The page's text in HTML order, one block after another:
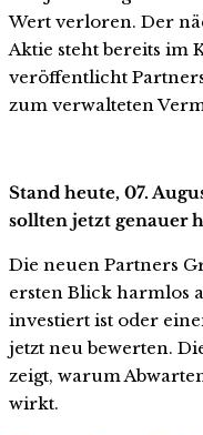
Wert verloren. Der
Aktie steht bereits im
veröffentlicht
zum verwalteten
Stand heute, 07.
sollten jetzt genauer
Die neuen Partners
ersten Blick harmlos
investiert ist oder
jetzt neu bewerten.
zeigt, warum
wirkt.